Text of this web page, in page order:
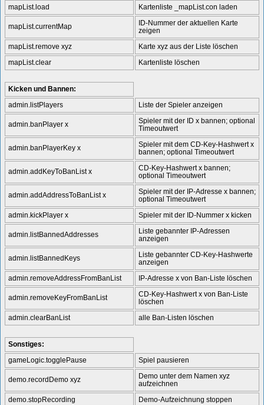
mapList.load Kartenliste _mapList.con laden
mapList.currentMap
ID-Nummer der aktuellen Karte
zeigen
mapList.remove xyz
Karte xyz aus der Liste löschen
mapList.clear
Kartenliste löschen
Kicken und Bannen:
admin.listPlayers
Liste der Spieler anzeigen
admin.banPlayer x
Spieler mit der ID x bannen; optional
Timeoutwert
admin.banPlayerKey x
Spieler mit dem CD-Key-Hashwert x
bannen; optional Timeoutwert
admin.addKeyToBanList x
CD-Key-Hashwert x bannen;
optional Timeoutwert
admin.addAddressToBanList x
Spieler mit der IP-Adresse x bannen;
optional Timeoutwert
admin.kickPlayer x
Spieler mit der ID-Nummer x kicken
admin.listBannedAddresses
Liste gebannter IP-Adressen
anzeigen
admin.listBannedKeys
Liste gebannter CD-Key-Hashwerte
anzeigen
admin.removeAddressFromBanList
IP-Adresse x von Ban-Liste löschen
admin.removeKeyFromBanList
CD-Key-Hashwert x von Ban-Liste
löschen
admin.clearBanList
alle Ban-Listen löschen
Sonstiges:
gameLogic.togglePause
Spiel pausieren
demo.recordDemo xyz
Demo unter dem Namen xyz
aufzeichnen
demo.stopRecording
Demo-Aufzeichnung stoppen